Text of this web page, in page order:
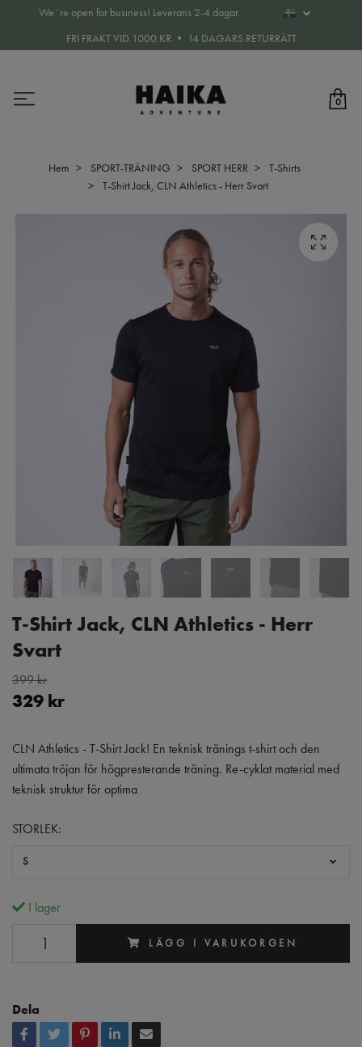
We´re open for business! Leverans 2-4 dagar.
FRI FRAKT VID 1000 KR • 14 DAGARS RETURRÄTT
0
Hem SPORT-TRÄNING SPORT HERR
T-Shirts
T-Shirt Jack, CLN Athletics - Herr Svart
T-Shirt Jack, CLN Athletics - Herr
Svart
399 kr
329 kr
CLN Athletics - T-Shirt Jack! En teknisk tränings t-shirt och den
ultimata tröjan för högpresterande träning. Re-cyklat material med
teknisk struktur för optima
STORLEK:
S
I lager
LÄGG I VARUKORGEN
Dela